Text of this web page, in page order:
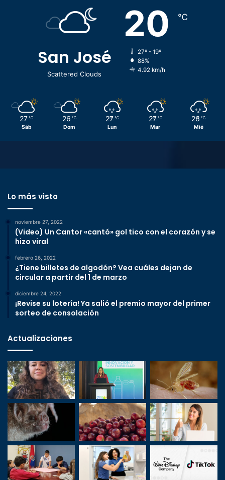
San José
Scattered Clouds
20 ℃
27º - 19º
88%
4.92 km/h
27 ℃
Sáb
26 ℃
Dom
27 ℃
Lun
27 ℃
Mar
26 ℃
Mié
Lo más visto
noviembre 27, 2022
(Video) Un Cantor «cantó» gol tico con el corazón y se
hizo viral
febrero 26, 2022
¿Tiene billetes de algodón? Vea cuáles dejan de
circular a partir del 1 de marzo
diciembre 24, 2022
¡Revise su lotería! Ya salió el premio mayor del primer
sorteo de consolación
Actualizaciones